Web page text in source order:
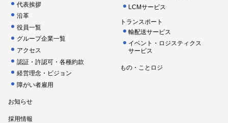
代表挨拶
沿革
役員一覧
グループ企業一覧
アクセス
認証・許認可・各種約款
経営理念・ビジョン
障がい者雇用
お知らせ
採用情報
LCMサービス
トランスポート
輸配送サービス
イベント・ロジスティクス
サービス
もの・ことロジ